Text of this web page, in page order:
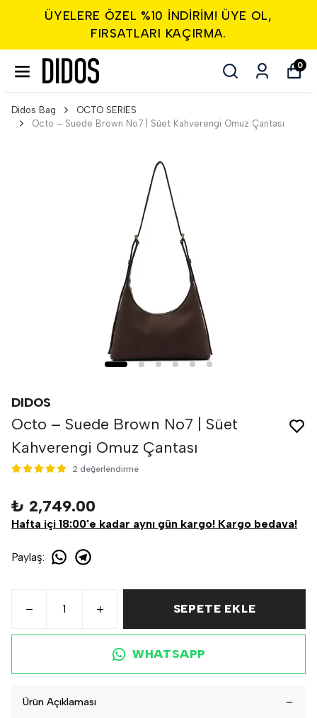
ÜYELERE ÖZEL %10 INDIRIM! ÜYE OL,
FIRSATLARI KAÇIRMA.
0
Didos Bag
OCTO SERIES
Octo – Suede Brown No7 | Süet Kahverengi Omuz Çantası
DIDOS
Octo – Suede Brown No7 | Süet
Kahverengi Omuz Çantası
2 değerlendirme
₺ 2,749.00
Hafta içi 18:00'e kadar aynı gün kargo! Kargo bedava!
Paylaş:
SEPETE EKLE
WHATSAPP
Ürün Açıklaması